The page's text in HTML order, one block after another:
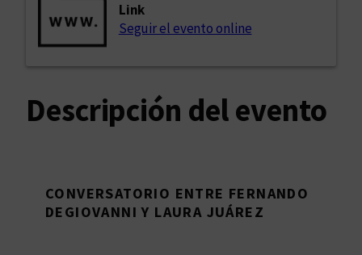
Link
Seguir el evento online
Descripción del evento
CONVERSATORIO ENTRE FERNANDO
DEGIOVANNI Y LAURA JUÁREZ